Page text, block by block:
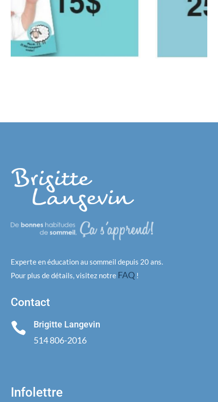
Experte en éducation au sommeil depuis 20 ans.
Pour plus de détails, visitez notre FAQ !
Contact
 Brigitte Langevin
514 806-2016
Infolettre